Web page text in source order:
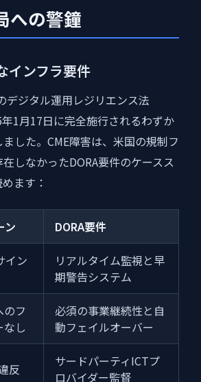
への警鐘
インフラ要件
デジタル運用レジリエンス法
年1月17日に完全施行されるわずか
した。CME障害は、米国の規制フ
しなかったDORA要件のケースス
ます：
ン DORA要件
イン
リアルタイム監視と早
期警告システム
のフ
なし
必須の事業継続性と自
動フェイルオーバー
反
サードパーティICTプ
ロバイダー監督